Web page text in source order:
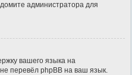
администратора для
вашего языка на
перевёл phpBB на ваш язык.